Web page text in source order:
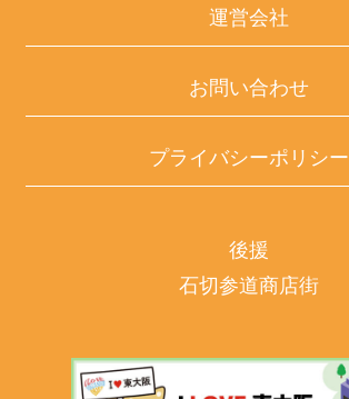
運営会社
お問い合わせ
プライバシーポリシー
後援
石切参道商店街